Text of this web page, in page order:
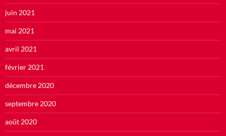
juin 2021
mai 2021
avril 2021
février 2021
décembre 2020
septembre 2020
août 2020